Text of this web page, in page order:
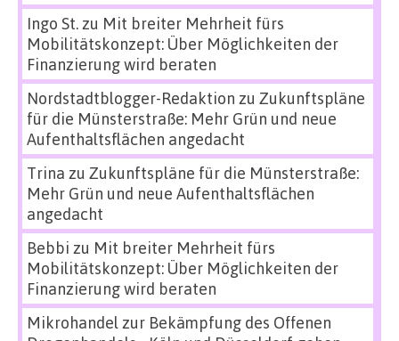
Ingo St.zu Mit breiter Mehrheit fürs
Mobilitätskonzept: Über Möglichkeiten der
Finanzierung wird beraten
Nordstadtblogger-Redaktion zu Zukunftspläne
für die Münsterstraße: Mehr Grün und neue
Aufenthaltsflächen angedacht
Trina zu Zukunftspläne für die Münsterstraße:
Mehr Grün und neue Aufenthaltsflächen
angedacht
Bebbi zu Mit breiter Mehrheit fürs
Mobilitätskonzept: Über Möglichkeiten der
Finanzierung wird beraten
Mikrohandel zur Bekämpfung des Offenen